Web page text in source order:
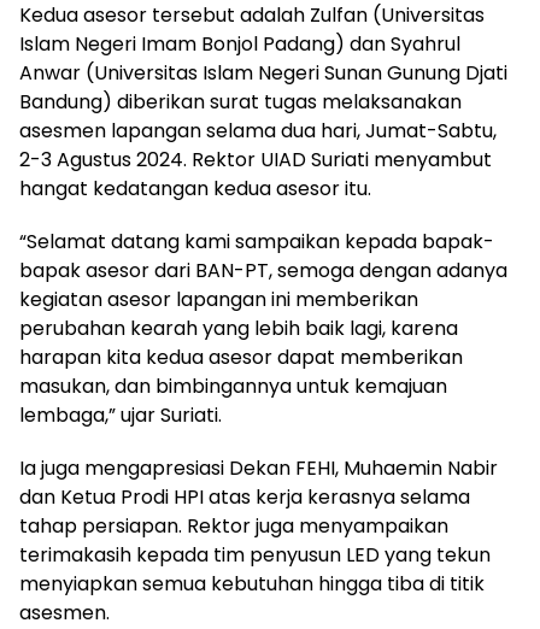
Kedua asesor tersebut adalah Zulfan (Universitas
Islam Negeri Imam Bonjol Padang) dan Syahrul
Anwar (Universitas Islam Negeri Sunan Gunung Djati
Bandung) diberikan surat tugas melaksanakan
asesmen lapangan selama dua hari, Jumat-Sabtu,
2-3 Agustus 2024. Rektor UIAD Suriati menyambut
hangat kedatangan kedua asesor itu.
“Selamat datang kami sampaikan kepada bapak-
bapak asesor dari BAN-PT, semoga dengan adanya
kegiatan asesor lapangan ini memberikan
perubahan kearah yang lebih baik lagi, karena
harapan kita kedua asesor dapat memberikan
masukan, dan bimbingannya untuk kemajuan
lembaga,” ujar Suriati.
Ia juga mengapresiasi Dekan FEHI, Muhaemin Nabir
dan Ketua Prodi HPI atas kerja kerasnya selama
tahap persiapan. Rektor juga menyampaikan
terimakasih kepada tim penyusun LED yang tekun
menyiapkan semua kebutuhan hingga tiba di titik
asesmen.